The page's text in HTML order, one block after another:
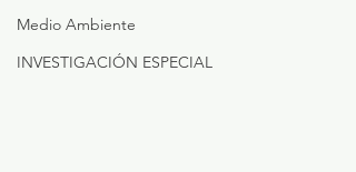
Medio Ambiente
INVESTIGACIÓN ESPECIAL